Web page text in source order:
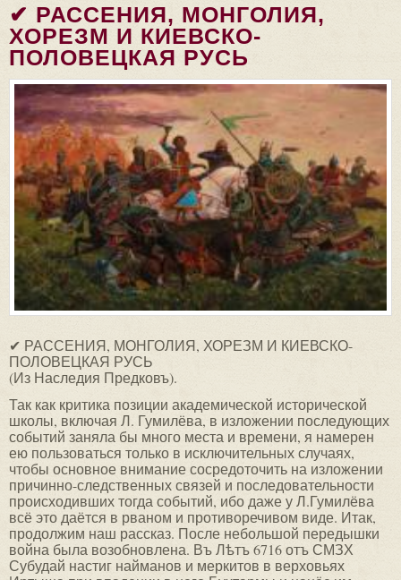
✔ РАССЕНИЯ, МОНГОЛИЯ,
ХОРЕЗМ И КИЕВСКО-
ПОЛОВЕЦКАЯ РУСЬ
✔ РАССЕНИЯ, МОНГОЛИЯ, ХОРЕЗМ И КИЕВСКО-
ПОЛОВЕЦКАЯ РУСЬ
(Из Наследия Предковъ).
Так как критика позиции академической исторической
школы, включая Л. Гумилёва, в изложении последующих
событий заняла бы много места и времени, я намерен
ею пользоваться только в исключительных случаях,
чтобы основное внимание сосредоточить на изложении
причинно-следственных связей и последовательности
происходивших тогда событий, ибо даже у Л.Гумилёва
всё это даётся в рваном и противоречивом виде. Итак,
продолжим наш рассказ. После небольшой передышки
война была возобновлена. Въ Лѣтъ 6716 отъ СМЗХ
Субудай настиг найманов и меркитов в верховьях